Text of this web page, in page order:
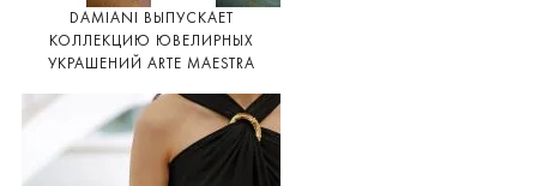
DAMIANI ВЫПУСКАЕТ
КОЛЛЕКЦИЮ ЮВЕЛИРНЫХ
УКРАШЕНИЙ ARTE MAESTRA